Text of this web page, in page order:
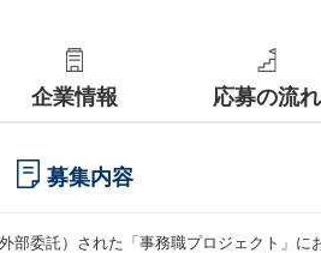
企業情報 応募の流れ
募集内容
部委託）された「事務職プロジェクト」に